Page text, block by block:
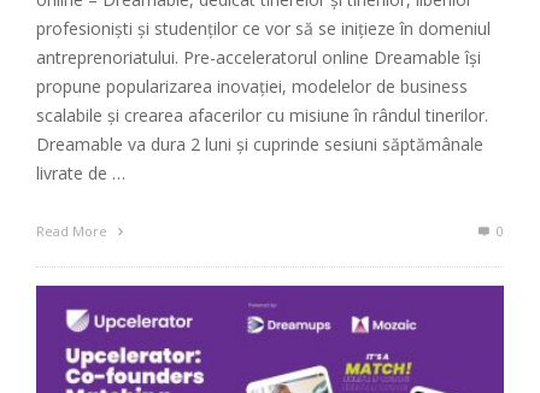
profesioniști și studenților ce vor să se inițieze în domeniul
antreprenoriatului. Pre-acceleratorul online Dreamable își
propune popularizarea inovației, modelelor de business
scalabile și crearea afacerilor cu misiune în rândul tinerilor.
Dreamable va dura 2 luni și cuprinde sesiuni săptămânale
livrate de …
Read More 0